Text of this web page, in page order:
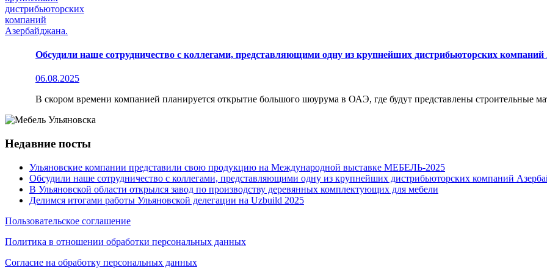
Обсудили наше сотрудничество с коллегами, представляющими одну из крупнейших дистрибьюторских
06.08.2025
В скором времени компанией планируется открытие большого шоурума в ОАЭ, где будут представлены строительные
Недавние посты
Ульяновские компании представили свою продукцию на Международной выставке МЕБЕЛЬ-2025
Обсудили наше сотрудничество с коллегами, представляющими одну из крупнейших дистрибьюторских компаний
В Ульяновской области открылся завод по производству деревянных комплектующих для мебели
Делимся итогами работы Ульяновской делегации на Uzbuild 2025
Пользовательское соглашение
Политика в отношении обработки персональных данных
Согласие на обработку персональных данных